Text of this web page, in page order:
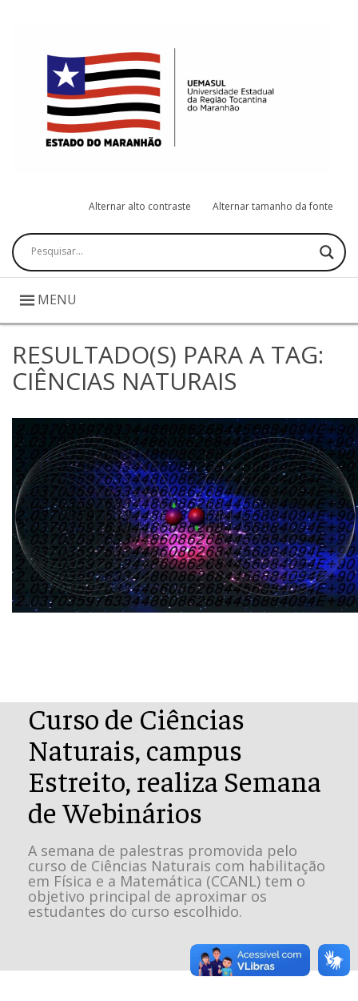
Alternar alto contraste Alternar tamanho da fonte
Pesquisar
MENU
RESULTADO(S) PARA A TAG:
CIÊNCIAS NATURAIS
Curso de Ciências
Naturais, campus
Estreito, realiza Semana
de Webinários
A semana de palestras promovida pelo
curso de Ciências Naturais com habilitação
em Física e a Matemática (CCANL) tem o
objetivo principal de aproximar os
estudantes do curso escolhido.